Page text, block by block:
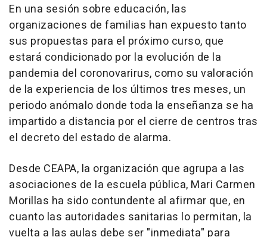
En una sesión sobre educación, las
organizaciones de familias han expuesto tanto
sus propuestas para el próximo curso, que
estará condicionado por la evolución de la
pandemia del coronovarirus, como su valoración
de la experiencia de los últimos tres meses, un
periodo anómalo donde toda la enseñanza se ha
impartido a distancia por el cierre de centros tras
el decreto del estado de alarma.
Desde CEAPA, la organización que agrupa a las
asociaciones de la escuela pública, Mari Carmen
Morillas ha sido contundente al afirmar que, en
cuanto las autoridades sanitarias lo permitan, la
vuelta a las aulas debe ser "inmediata" para